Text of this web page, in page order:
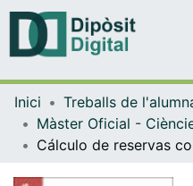
Inici
Treballs de